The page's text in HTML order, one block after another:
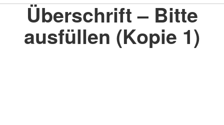
Überschrift – Bitte
ausfüllen (Kopie 1)